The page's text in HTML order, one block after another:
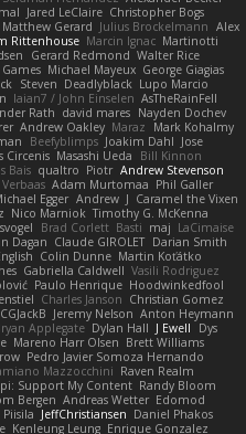
Jared LeClaire Christopher Bogs
Matthew Gerard Julius Brockelmann Alex
Rittenhouse Marcin Ignac Martinotti
Gerard Redmond Walter Rice
Games Michael Mayeux George Giagias
Steven Deadlyblack Lupo Marcio
Iaian7 / John Einselen AsTheRainFell
Rath david mares Nayden Dochev
Andrew Oakley Maraz
Mark Kohalmy
Beefyblimps Joakim Dahl Jose
Circenis Masashi Ueda
Bill Kinnon
Bais qualtro Piotr Andrew Stevenson
Verbaas Adam Murtomaa Phil Galler
Egger Andrew J Caramel the Vixen
z Nico Marniok Timothy G. McKenna
Brad Corlett Basti maj LaCimaise
Dagan Claude GIROLET Darian Smith
Colin Dunne Martin Koťátko
Gabriella Caldwell Vasili Rodriguez
Paulo Henrique Hoodwinkedfool
Charles Janson Christian Gomez
CGJackB Jeremy Nelson Anton Heymann
Applegate Dylan Hall J Ewell
Dys
Mareno Harr Olsen Brett Williams
Pedro Javier Somoza Hernando
Mazzocchini Raven Realm
Support My Content Randy Bloom
Bergen Andreas Wetter Edomod
JeffChristiansen Daniel Phakos
Kenleung Leung Enrique Gonzalez